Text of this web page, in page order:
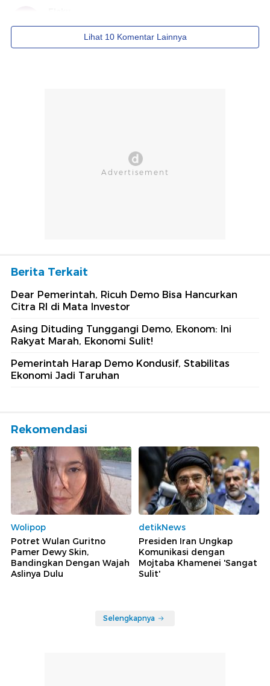
Berita Terkait
Dear Pemerintah, Ricuh Demo Bisa Hancurkan
Citra RI di Mata Investor
Asing Dituding Tunggangi Demo, Ekonom: Ini
Rakyat Marah, Ekonomi Sulit!
Pemerintah Harap Demo Kondusif, Stabilitas
Ekonomi Jadi Taruhan
Rekomendasi
Wolipop
Potret Wulan Guritno
Pamer Dewy Skin,
Bandingkan Dengan Wajah
Aslinya Dulu
detikNews
Presiden Iran Ungkap
Komunikasi dengan
Mojtaba Khamenei 'Sangat
Sulit'
Selengkapnya